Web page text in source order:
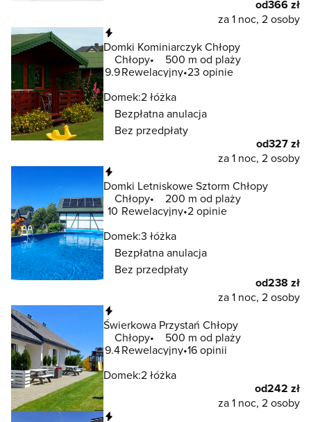
od366 zł
za 1 noc, 2 osoby
Domki Kominiarczyk Chłopy
Chłopy
500 m od plaży
9.9Rewelacyjny 23 opinie
Domek:2 łóżka
Bezpłatna anulacja
Bez przedpłaty
od327 zł
za 1 noc, 2 osoby
Domki Letniskowe Sztorm Chłopy
Chłopy
200 m od plaży
10 Rewelacyjny 2 opinie
Domek:3 łóżka
Bezpłatna anulacja
Bez przedpłaty
od238 zł
za 1 noc, 2 osoby
Świerkowa Przystań Chłopy
Chłopy
500 m od plaży
9.4Rewelacyjny 16 opinii
Domek:2 łóżka
od242 zł
za 1 noc, 2 osoby